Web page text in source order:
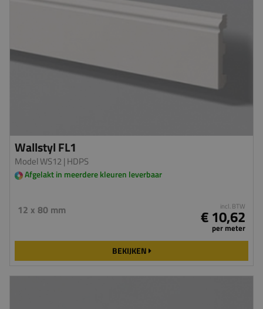
Wallstyl FL1
Model WS12| HDPS
Afgelakt in meerdere kleuren leverbaar
12 x 80 mm incl. BTW
€ 10,62
per meter
BEKIJKEN